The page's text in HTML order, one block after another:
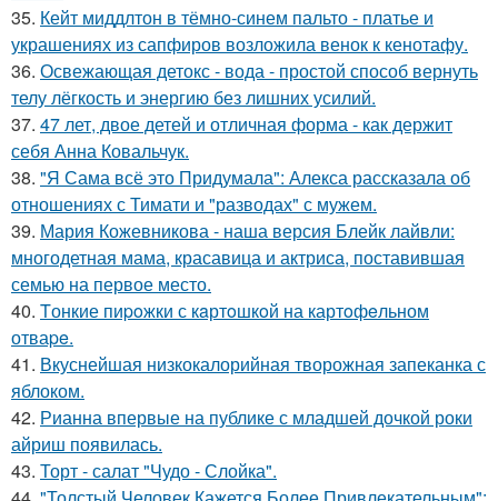
35. Кейт миддлтон в тёмно-синем пальто - платье и
украшениях из сапфиров возложила венок к кенотафу.
36. Освежающая детокс - вода - простой способ вернуть
телу лёгкость и энергию без лишних усилий.
37. 47 лет, двое детей и отличная форма - как держит
себя Анна Ковальчук.
38. "Я Сама всё это Придумала": Алекса рассказала об
отношениях с Тимати и "разводах" с мужем.
39. Мария Кожевникова - наша версия Блейк лайвли:
многодетная мама, красавица и актриса, поставившая
семью на первое место.
40. Tонкие пиpoжки с кaртoшкoй на картoфeльном
отваpe.
41. Вкуснейшая низкокалорийная творожная запеканка с
яблоком.
42. Рианна впервые на публике с младшей дочкой роки
айриш появилась.
43. Торт - салат "Чудо - Слойка".